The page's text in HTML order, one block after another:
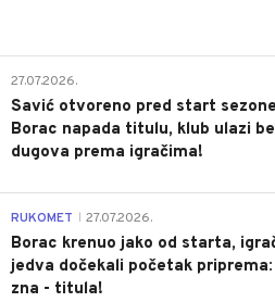
27.07.2026.
Savić otvoreno pred start
Borac napada titulu, klub ulazi
dugova prema igračima!
RUKOMET 27.07.2026.
Borac krenuo jako od starta,
jedva dočekali početak priprema:
zna - titula!